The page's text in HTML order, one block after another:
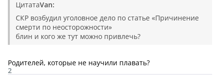
ЦитатаVan:
СКР возбудил уголовное дело по статье «Причинение
смерти по неосторожности»
блин и кого же тут можно привлечь?
Родителей, которые не научили плавать?
2